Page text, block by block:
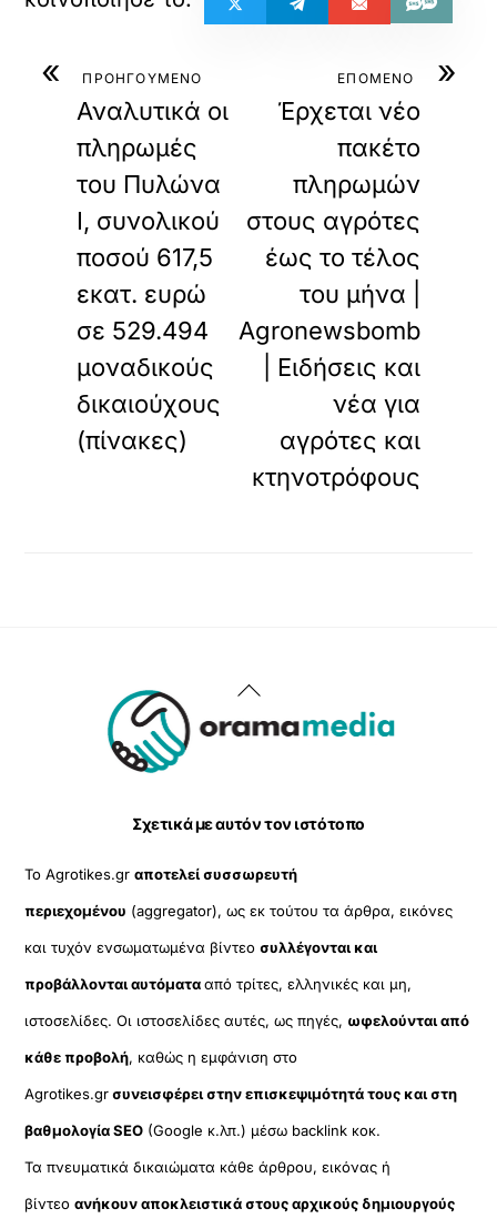
« ΠΡΟΗΓΟΥΜΕΝΟ
Αναλυτικά οι
πληρωμές
του Πυλώνα
Ι, συνολικού
ποσού 617,5
εκατ. ευρώ
σε 529.494
μοναδικούς
δικαιούχους
(πίνακες)
»
ΕΠΟΜΕΝΟ
Έρχεται νέο
πακέτο
πληρωμών
στους αγρότες
έως το τέλος
του μήνα |
Agronewsbomb
| Ειδήσεις και
νέα για
αγρότες και
κτηνοτρόφους
Back
To
Σχετικά με αυτόν τον ιστότοπο
Το Agrotikes.grαποτελεί συσσωρευτή
περιεχομένου (aggregator), ως εκ τούτου τα άρθρα, εικόνες
και τυχόν ενσωματωμένα βίντεοσυλλέγονται και
προβάλλονται αυτόματααπό τρίτες, ελληνικές και μη,
ιστοσελίδες. Οι ιστοσελίδες αυτές, ως πηγές, ωφελούνται από
κάθε προβολή, καθώς η εμφάνιση στο
Agrotikes.grσυνεισφέρει στην επισκεψιμότητά τους και στη
βαθμολογία SEO (Google κ.λπ.) μέσω backlink κοκ.
Τα πνευματικά δικαιώματα κάθε άρθρου, εικόνας ή
βίντεοανήκουν αποκλειστικά στους αρχικούς δημιουργούς